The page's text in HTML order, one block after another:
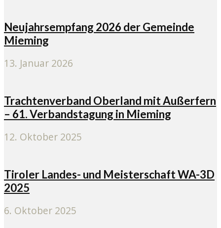
Neujahrsempfang 2026 der Gemeinde
Mieming
13. Januar 2026
Trachtenverband Oberland mit Außerfern
– 61. Verbandstagung in Mieming
12. Oktober 2025
Tiroler Landes- und Meisterschaft WA-3D
2025
6. Oktober 2025